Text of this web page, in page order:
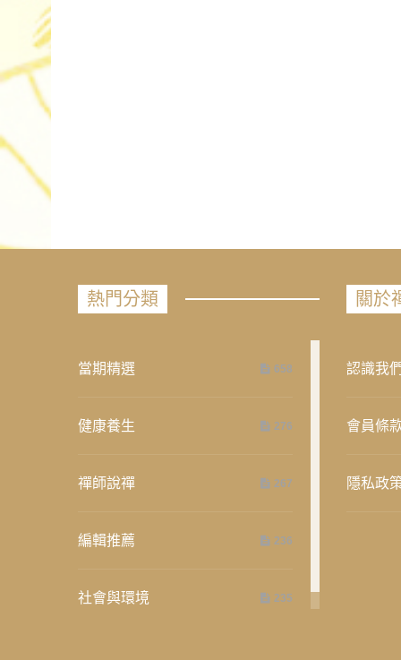
熱門分類
當期精選 658
健康養生 276
禪師說禪 267
編輯推薦 236
社會與環境 235
關於
認識我
會員條
隱私政